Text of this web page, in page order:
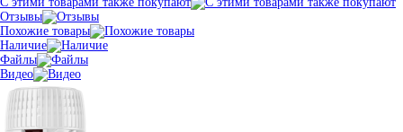
Отзывы
Похожие товары
Наличие
Файлы
Видео